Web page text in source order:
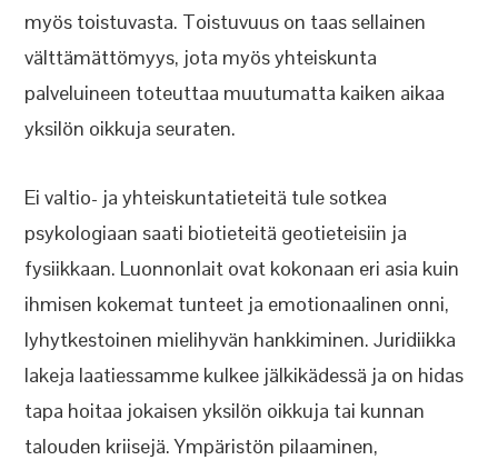
myös toistuvasta. Toistuvuus on taas sellainen
välttämättömyys, jota myös yhteiskunta
palveluineen toteuttaa muutumatta kaiken aikaa
yksilön oikkuja seuraten.
Ei valtio- ja yhteiskuntatieteitä tule sotkea
psykologiaan saati biotieteitä geotieteisiin ja
fysiikkaan. Luonnonlait ovat kokonaan eri asia kuin
ihmisen kokemat tunteet ja emotionaalinen onni,
lyhytkestoinen mielihyvän hankkiminen. Juridiikka
lakeja laatiessamme kulkee jälkikädessä ja on hidas
tapa hoitaa jokaisen yksilön oikkuja tai kunnan
talouden kriisejä. Ympäristön pilaaminen,